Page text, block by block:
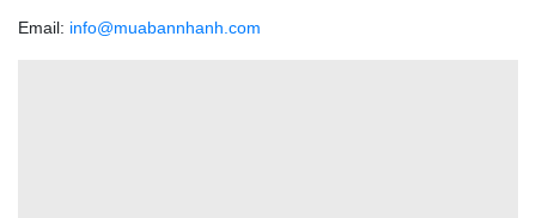
Email: info@muabannhanh.com